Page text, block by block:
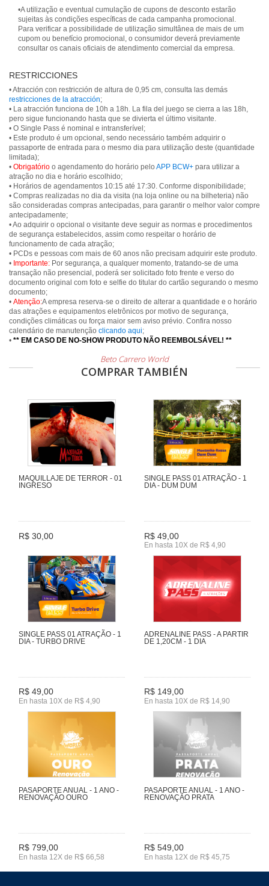
•A utilização e eventual cumulação de cupons de desconto estarão
sujeitas às condições específicas de cada campanha promocional.
Para verificar a possibilidade de utilização simultânea de mais de um
cupom ou benefício promocional, o consumidor deverá previamente
consultar os canais oficiais de atendimento comercial da empresa.
RESTRICCIONES
• Atracción con restricción de altura de 0,95 cm, consulta las demás
restricciones de la atracción;
• La atracción funciona de 10h a 18h. La fila del juego se cierra a las 18h,
pero sigue funcionando hasta que se divierta el último visitante.
• O Single Pass é nominal e intransferível;
• Este produto é um opcional, sendo necessário também adquirir o
passaporte de entrada para o mesmo dia para utilização deste (quantidade
limitada);
• Obrigatório o agendamento do horário pelo APP BCW+ para utilizar a
atração no dia e horário escolhido;
• Horários de agendamentos 10:15 até 17:30. Conforme disponibilidade;
• Compras realizadas no dia da visita (na loja online ou na bilheteria) não
são consideradas compras antecipadas, para garantir o melhor valor compre
antecipadamente;
• Ao adquirir o opcional o visitante deve seguir as normas e procedimentos
de segurança estabelecidos, assim como respeitar o horário de
funcionamento de cada atração;
• PCDs e pessoas com mais de 60 anos não precisam adquirir este produto.
• Importante: Por segurança, a qualquer momento, tratando-se de uma
transação não presencial, poderá ser solicitado foto frente e verso do
documento original com foto e selfie do titular do cartão segurando o mesmo
documento;
• Atenção:A empresa reserva-se o direito de alterar a quantidade e o horário
das atrações e equipamentos eletrônicos por motivo de segurança,
condições climáticas ou força maior sem aviso prévio. Confira nosso
calendário de manutenção clicando aqui;
• ** EM CASO DE NO-SHOW PRODUTO NÃO REEMBOLSÁVEL! **
Beto Carrero World
COMPRAR TAMBIÉN
MAQUILLAJE DE TERROR - 01
INGRESO
R$ 30,00
SINGLE PASS 01 ATRAÇÃO - 1
DIA - DUM DUM
R$ 49,00
En hasta 10X de R$ 4,90
SINGLE PASS 01 ATRAÇÃO - 1
DIA - TURBO DRIVE
R$ 49,00
En hasta 10X de R$ 4,90
ADRENALINE PASS - A PARTIR
DE 1,20CM - 1 DIA
R$ 149,00
En hasta 10X de R$ 14,90
PASAPORTE ANUAL - 1 ANO -
RENOVAÇÃO OURO
R$ 799,00
En hasta 12X de R$ 66,58
PASAPORTE ANUAL - 1 ANO -
RENOVAÇÃO PRATA
R$ 549,00
En hasta 12X de R$ 45,75